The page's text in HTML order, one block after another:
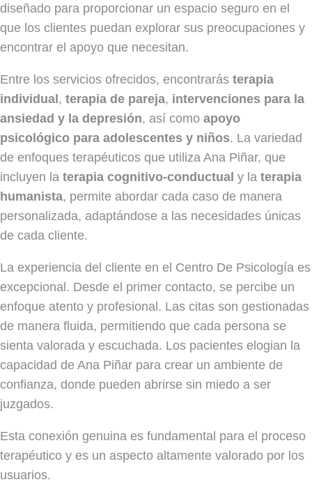
diseñado para proporcionar un espacio seguro en el
que los clientes puedan explorar sus preocupaciones y
encontrar el apoyo que necesitan.
Entre los servicios ofrecidos, encontrarás terapia
individual, terapia de pareja, intervenciones para la
ansiedad y la depresión, así como apoyo
psicológico para adolescentes y niños. La variedad
de enfoques terapéuticos que utiliza Ana Piñar, que
incluyen la terapia cognitivo-conductual y la terapia
humanista, permite abordar cada caso de manera
personalizada, adaptándose a las necesidades únicas
de cada cliente.
La experiencia del cliente en el Centro De Psicología es
excepcional. Desde el primer contacto, se percibe un
enfoque atento y profesional. Las citas son gestionadas
de manera fluida, permitiendo que cada persona se
sienta valorada y escuchada. Los pacientes elogian la
capacidad de Ana Piñar para crear un ambiente de
confianza, donde pueden abrirse sin miedo a ser
juzgados.
Esta conexión genuina es fundamental para el proceso
terapéutico y es un aspecto altamente valorado por los
usuarios.